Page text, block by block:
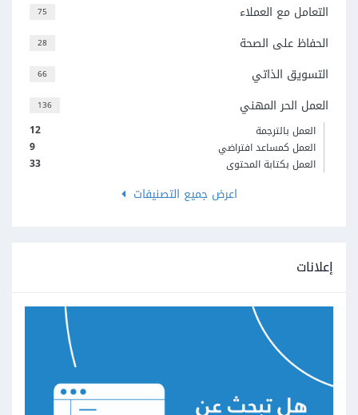
75 التعامل مع العملاء
28 الحفاظ على الصحة
66 التسويق الذاتي
136 العمل الحر المهني
12
العمل بالترجمة
9
العمل كمساعد افتراضي
33
العمل بكتابة المحتوى
اعرض جميع التصنيفات
إعلانات